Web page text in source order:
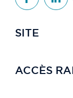
SITE
ACCÈS